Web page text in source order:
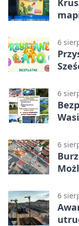
6
6
6
6